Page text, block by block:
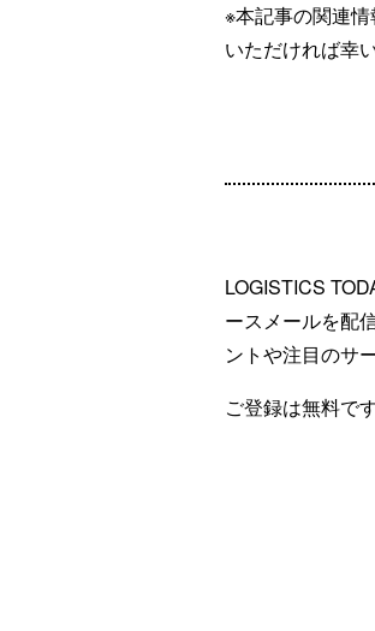
※本記事の関連
いただければ幸
LOGISTICS
ースメールを配
ントや注目のサ
ご登録は無料で